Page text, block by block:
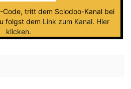
Code, tritt dem Sciodoo-Kanal bei
folgst dem Link zum Kanal. Hier
klicken.